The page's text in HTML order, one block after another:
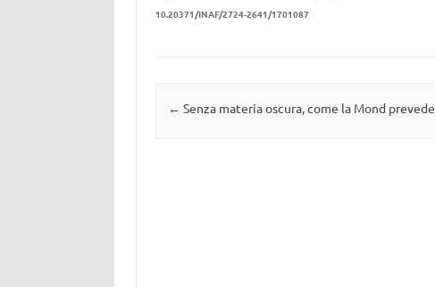
10.20371/INAF/2724-2641/1701087
Navigazione articolo
← Senza materia oscura, come la Mond prevede